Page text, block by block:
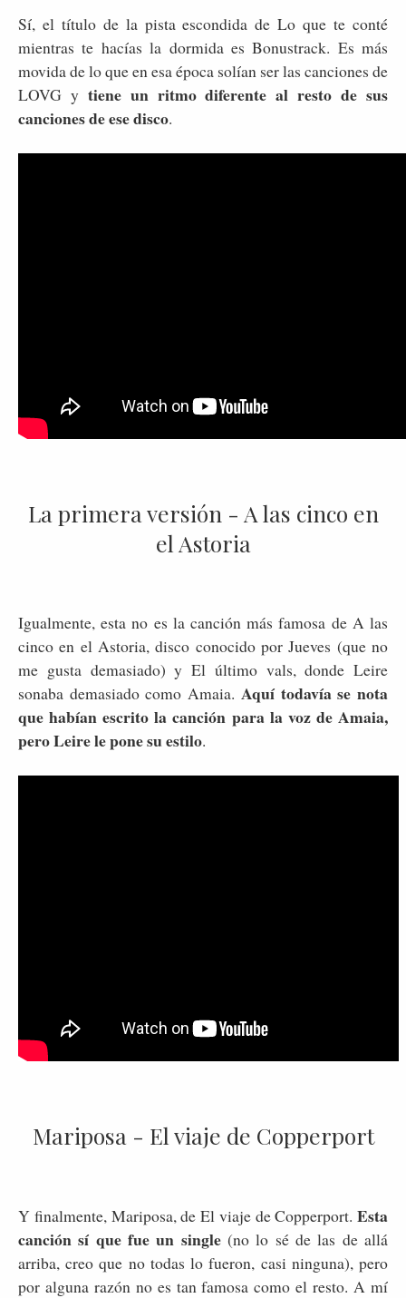
Sí, el título de la pista escondida de Lo que te conté
mientras te hacías la dormida es Bonustrack. Es más
movida de lo que en esa época solían ser las canciones de
LOVG y tiene un ritmo diferente al resto de sus
canciones de ese disco.
La primera versión - A las cinco en
el Astoria
Igualmente, esta no es la canción más famosa de A las
cinco en el Astoria, disco conocido por Jueves (que no
me gusta demasiado) y El último vals, donde Leire
sonaba demasiado como Amaia. Aquí todavía se nota
que habían escrito la canción para la voz de Amaia,
pero Leire le pone su estilo.
Mariposa - El viaje de Copperport
Y finalmente, Mariposa, de El viaje de Copperport. Esta
canción sí que fue un single(no lo sé de las de allá
arriba, creo que no todas lo fueron, casi ninguna), pero
por alguna razón no es tan famosa como el resto. A mí